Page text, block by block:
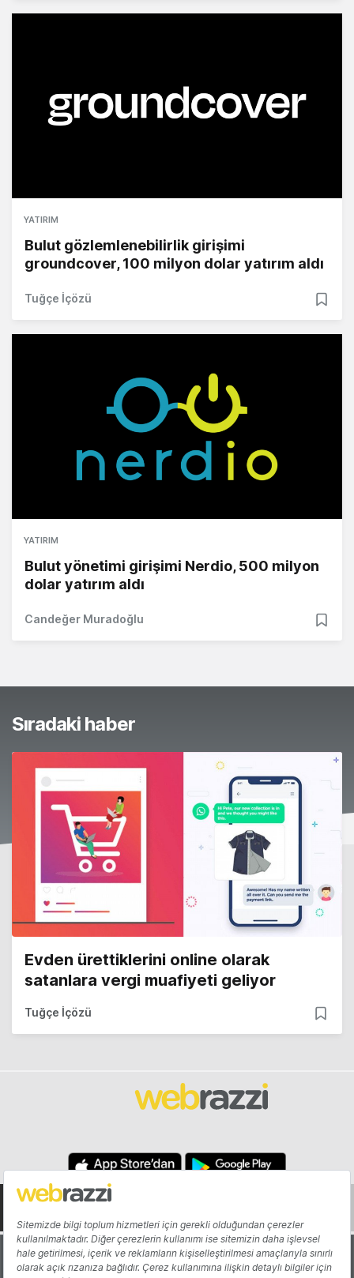
YATIRIM
Bulut gözlemlenebilirlik girişimi
groundcover, 100 milyon dolar yatırım aldı
Tuğçe İçözü
YATIRIM
Bulut yönetimi girişimi Nerdio, 500 milyon
dolar yatırım aldı
Candeğer Muradoğlu
Sıradaki haber
Evden ürettiklerini online olarak
satanlara vergi muafiyeti geliyor
Tuğçe İçözü
Hakkında Yazarlar